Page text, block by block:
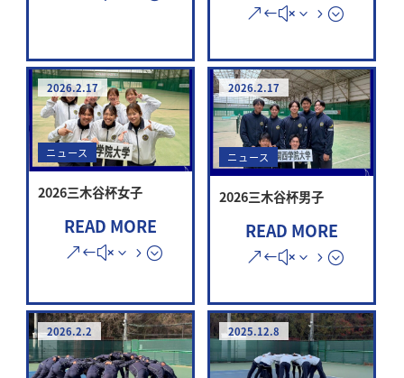
2026.2.17
ニュース
2026三木谷杯女子
READ MORE
2026.2.17
ニュース
2026三木谷杯男子
READ MORE
2026.2.2 2025.12.8